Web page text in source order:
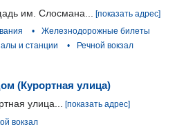
им. Слосмана...
[показать адрес]
•
Железнодорожные билеты
и станции •
Речной вокзал
(Курортная улица)
улица... [показать адрес]
вокзал